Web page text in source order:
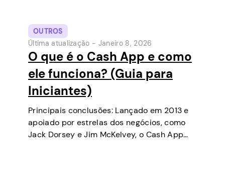
OUTROS
Última atualização - Janeiro 8, 2026
O que é o Cash App e como
ele funciona? (Guia para
Iniciantes)
Principais conclusões: Lançado em 2013 e
apoiado por estrelas dos negócios, como
Jack Dorsey e Jim McKelvey, o Cash App